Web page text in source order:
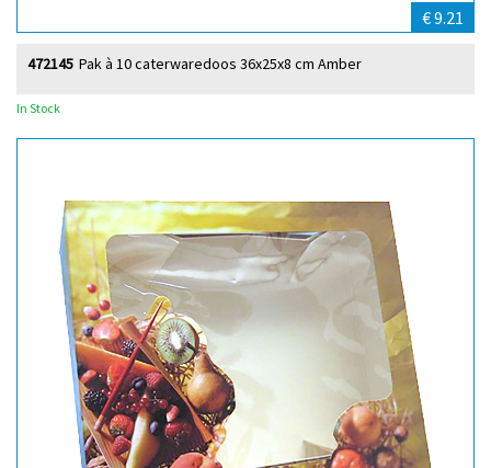
€ 9.21
Pak à 10 caterwaredoos 36x25x8 cm Amber
472145
In Stock